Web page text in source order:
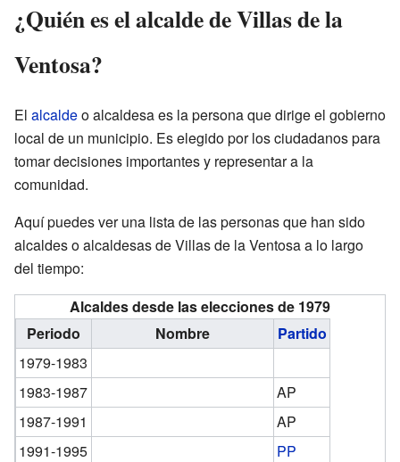
¿Quién es el alcalde de Villas de la
Ventosa?
El alcaldeo alcaldesa es la persona que dirige el gobierno
local de un municipio. Es elegido por los ciudadanos para
tomar decisiones importantes y representar a la
comunidad.
Aquí puedes ver una lista de las personas que han sido
alcaldes o alcaldesas de Villas de la Ventosa a lo largo
del tiempo:
Alcaldes desde las elecciones de 1979
Periodo
Nombre
Partido
1979-1983
1983-1987
AP
1987-1991
AP
1991-1995
PP